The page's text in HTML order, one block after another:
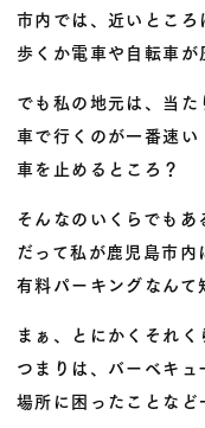
市内では、近いところ
歩くか電車や自転車が
でも私の地元は、当
車で行くのが一番速い
車を止めるところ？
そんなのいくらでもあ
だって私が鹿児島市内
有料パーキングなんて
まぁ、とにかくそれく
つまりは、バーベキュ
場所に困ったことなど